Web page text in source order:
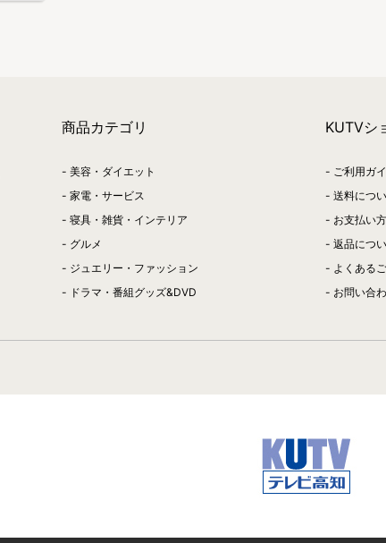
商品カテゴリ
美容・ダイエット
家電・サービス
寝具・雑貨・インテリア
グルメ
ジュエリー・ファッション
ドラマ・番組グッズ&DVD
KUTVシ
ご利用ガ
送料につ
お支払い
返品につ
よくある
お問い合